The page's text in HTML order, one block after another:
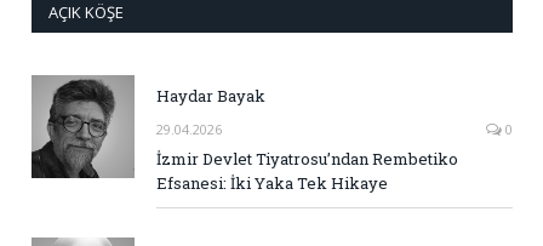
AÇIK KÖŞE
Haydar Bayak
29.04.2026 0
İzmir Devlet Tiyatrosu’ndan Rembetiko
Efsanesi: İki Yaka Tek Hikaye